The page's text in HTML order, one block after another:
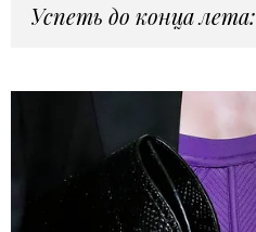
Успеть до конца